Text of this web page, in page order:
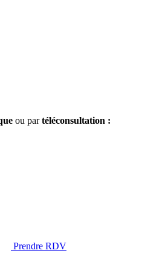
ou partéléconsultation :
Prendre RDV